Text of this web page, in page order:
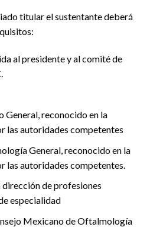
titular el sustentante deberá
al presidente y al comité de
reconocido en la
las autoridades competentes
General, reconocido en la
las autoridades competentes.
de profesiones
especialidad
Mexicano de Oftalmología